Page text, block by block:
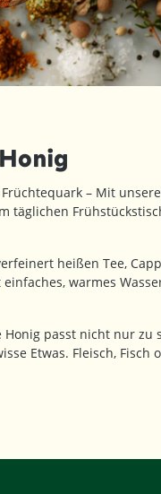
– Mit
täglichen
heißen Tee,
warmes
Honig passt nicht nur zu
Etwas. Fleisch, Fisch